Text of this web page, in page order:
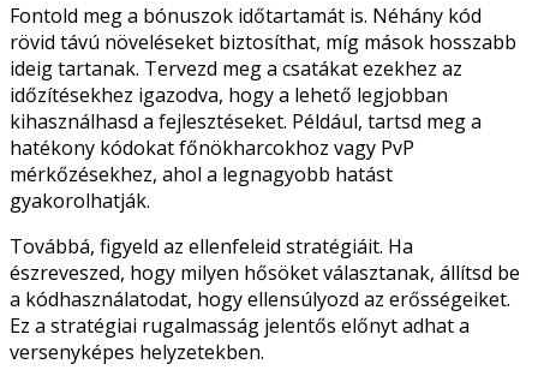
Fontold meg a bónuszok időtartamát is. Néhány kód
rövid távú növeléseket biztosíthat, míg mások hosszabb
ideig tartanak. Tervezd meg a csatákat ezekhez az
időzítésekhez igazodva, hogy a lehető legjobban
kihasználhasd a fejlesztéseket. Például, tartsd meg a
hatékony kódokat főnökharcokhoz vagy PvP
mérkőzésekhez, ahol a legnagyobb hatást
gyakorolhatják.
Továbbá, figyeld az ellenfeleid stratégiáit. Ha
észreveszed, hogy milyen hősöket választanak, állítsd be
a kódhasználatodat, hogy ellensúlyozd az erősségeiket.
Ez a stratégiai rugalmasság jelentős előnyt adhat a
versenyképes helyzetekben.